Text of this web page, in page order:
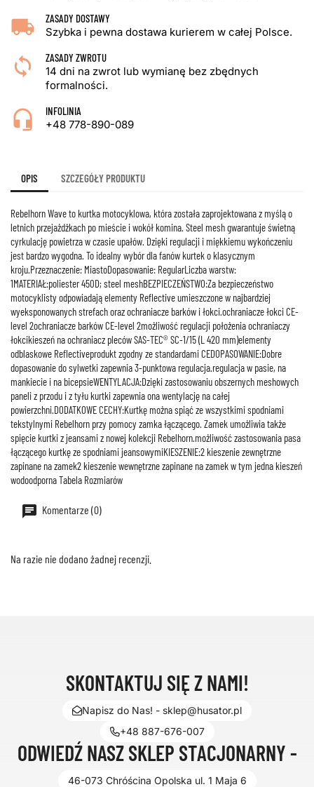
ZASADY DOSTAWY
Szybka i pewna dostawa kurierem w całej Polsce.
ZASADY ZWROTU
14 dni na zwrot lub wymianę bez zbędnych
formalności.
INFOLINIA
+48 778-890-089
OPIS SZCZEGÓŁY PRODUKTU
Rebelhorn Wave to kurtka motocyklowa, która została zaprojektowana z myślą o
letnich przejażdżkach po mieście i wokół komina. Steel mesh gwarantuje świetną
cyrkulację powietrza w czasie upałów. Dzięki regulacji i miękkiemu wykończeniu
jest bardzo wygodna. To idealny wybór dla fanów kurtek o klasycznym
kroju.Przeznaczenie: MiastoDopasowanie: RegularLiczba warstw:
1MATERIAŁ:poliester 450D; steel meshBEZPIECZEŃSTWO:Za bezpieczeństwo
motocyklisty odpowiadają elementy Reflective umieszczone w najbardziej
wyeksponowanych strefach oraz ochraniacze barków i łokci.ochraniacze łokci CE-
level 2ochraniacze barków CE-level 2możliwość regulacji położenia ochraniaczy
łokcikieszeń na ochraniacz pleców SAS-TEC® SC-1/15 (L 420 mm)elementy
odblaskowe Reflectiveprodukt zgodny ze standardami CEDOPASOWANIE:Dobre
dopasowanie do sylwetki zapewnia 3-punktowa regulacja.regulacja w pasie, na
mankiecie i na bicepsieWENTYLACJA:Dzięki zastosowaniu obszernych meshowych
paneli z przodu i z tyłu kurtki zapewnia ona wentylację na całej
powierzchni.DODATKOWE CECHY:Kurtkę można spiąć ze wszystkimi spodniami
tekstylnymi Rebelhorn przy pomocy zamka łączącego. Zamek umożliwia także
spięcie kurtki z jeansami z nowej kolekcji Rebelhorn.możliwość zastosowania pasa
łączącego kurtkę ze spodniami jeansowymiKIESZENIE:2 kieszenie zewnętrzne
zapinane na zamek2 kieszenie wewnętrzne zapinane na zamek w tym jedna kieszeń
wodoodporna Tabela Rozmiarów
Komentarze (0)
Na razie nie dodano żadnej recenzji.
SKONTAKTUJ SIĘ Z NAMI!
Napisz do Nas! - sklep@husator.pl
+48 887-676-007
ODWIEDŹ NASZ SKLEP STACJONARNY -
46-073 Chróścina Opolska ul. 1 Maja 6